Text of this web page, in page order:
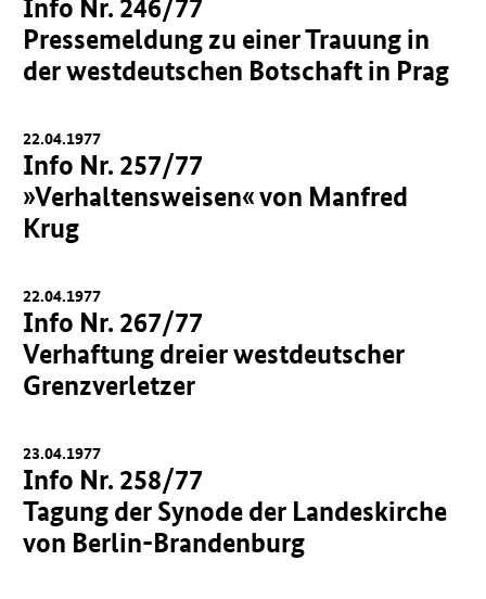
Info Nr. 246/77
Pressemeldung zu einer Trauung in
der westdeutschen Botschaft in Prag
22.04.1977
Info Nr. 257/77
»Verhaltensweisen« von Manfred
Krug
22.04.1977
Info Nr. 267/77
Verhaftung dreier westdeutscher
Grenzverletzer
23.04.1977
Info Nr. 258/77
Tagung der Synode der Landeskirche
von Berlin-Brandenburg